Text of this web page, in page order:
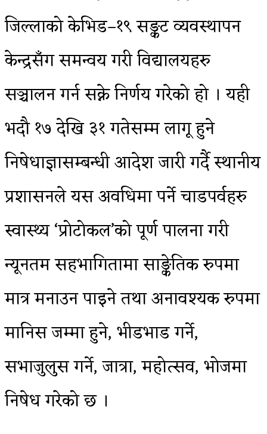
जिल्लाको केभिड–१९ सङ्कट व्यवस्थापन
केन्द्रसँग समन्वय गरी विद्यालयहरु
सञ्चालन गर्न सक्ने निर्णय गरेको हो । यही
भदौ १७ देखि ३१ गतेसम्म लागू हुने
निषेधाज्ञासम्बन्धी आदेश जारी गर्दै स्थानीय
प्रशासनले यस अवधिमा पर्ने चाडपर्वहरु
स्वास्थ्य ‘प्रोटोकल’को पूर्ण पालना गरी
न्यूनतम सहभागितामा साङ्केतिक रुपमा
मात्र मनाउन पाइने तथा अनावश्यक रुपमा
मानिस जम्मा हुने, भीडभाड गर्ने,
सभाजुलुस गर्ने, जात्रा, महोत्सव, भोजमा
निषेध गरेको छ ।